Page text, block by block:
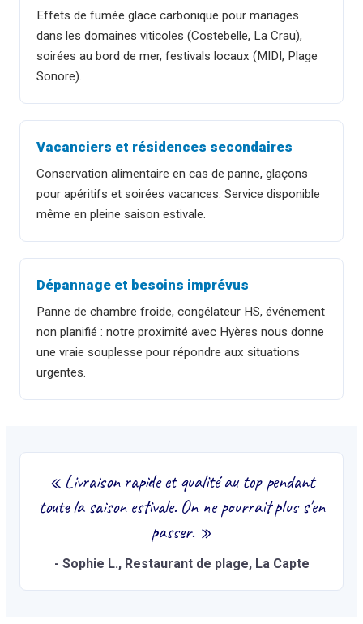
Effets de fumée glace carbonique pour mariages
dans les domaines viticoles (Costebelle, La Crau),
soirées au bord de mer, festivals locaux (MIDI, Plage
Sonore).
Vacanciers et résidences secondaires
Conservation alimentaire en cas de panne, glaçons
pour apéritifs et soirées vacances. Service disponible
même en pleine saison estivale.
Dépannage et besoins imprévus
Panne de chambre froide, congélateur HS, événement
non planifié : notre proximité avec Hyères nous donne
une vraie souplesse pour répondre aux situations
urgentes.
« Livraison rapide et qualité au top pendant
toute la saison estivale. On ne pourrait plus s'en
passer.»
- Sophie L., Restaurant de plage, La Capte